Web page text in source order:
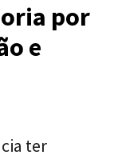
por
e
ter